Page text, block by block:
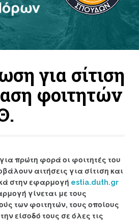
για σίτιση
φοιτητών
πρώτη φορά οι φοιτητές του
αιτήσεις για σίτιση και
στην εφαρμογή estia.duth.gr
γίνεται με τους
των φοιτητών, τους οποίους
είσοδό τους σε όλες τις